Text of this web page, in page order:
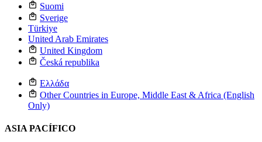
Suomi
Sverige
Türkiye
United Arab Emirates
United Kingdom
Česká republika
Ελλάδα
Other Countries in Europe, Middle East & Africa (English
Only)
ASIA PACÍFICO